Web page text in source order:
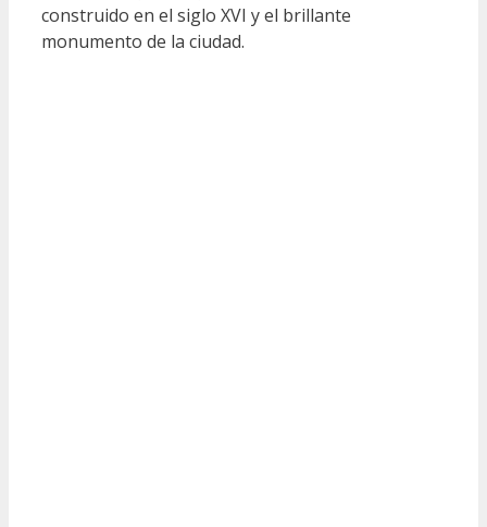
construido en el siglo XVI y el brillante
monumento de la ciudad.